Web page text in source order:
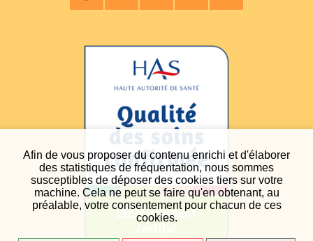
Afin de vous proposer du contenu enrichi et d'élaborer
des statistiques de fréquentation, nous sommes
susceptibles de déposer des cookies tiers sur votre
machine. Cela ne peut se faire qu'en obtenant, au
préalable, votre consentement pour chacun de ces
cookies.